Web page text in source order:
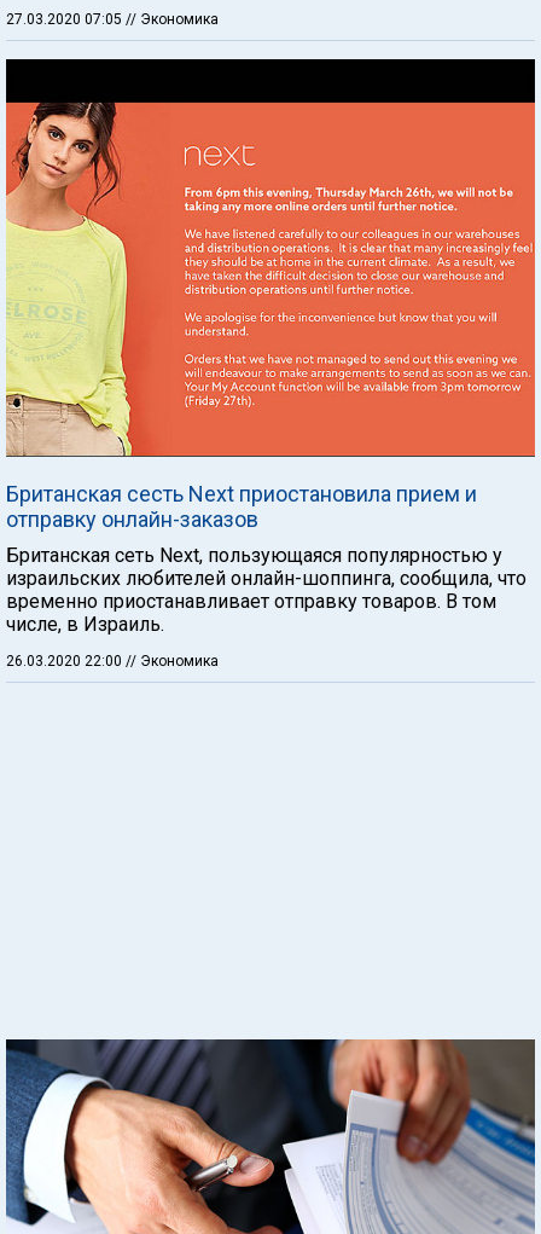
27.03.2020 07:05 // Экономика
Британская сесть Next приостановила прием и
отправку онлайн-заказов
Британская сеть Next, пользующаяся популярностью у
израильских любителей онлайн-шоппинга, сообщила, что
временно приостанавливает отправку товаров. В том
числе, в Израиль.
26.03.2020 22:00 // Экономика